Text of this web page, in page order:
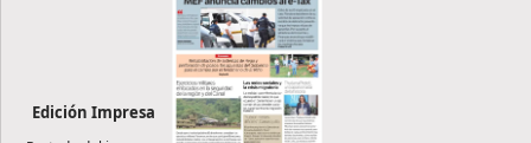
Edición Impresa